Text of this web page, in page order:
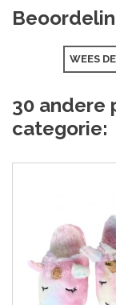
WEES
30 andere
categorie: